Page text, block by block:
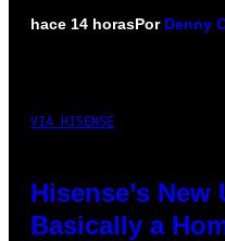
hace 14 horasPor Denny
VIA HISENSE
Hisense’s New
Basically a